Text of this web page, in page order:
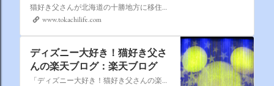
猫好き父さんが北海道の十勝地方に移住しました。なれない北海道の暮らしについてお伝えします。
www.tokachilife.com
ディズニー大好き！猫好き父さ
んの楽天ブログ：楽天ブログ
「ディズニー大好き！猫好き父さんの楽天ブログ」にようこそ！ いろんなブログサービスが廃止になるなか満を持して楽天ブログをはじめようと思います。 よろしくお願いいたします。